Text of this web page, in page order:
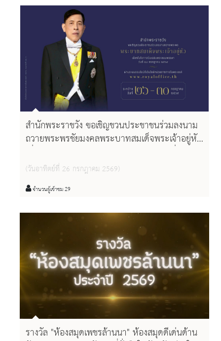
สำนักพระราชวัง ขอเชิญชวนประชาชนร่วมลงนาม
ถวายพระพรชัยมงคลพระบาทสมเด็จพระเจ้าอยู่หัว
กรกฎาคม ๒๕๖๙ ผ่านระบบออนไลน์
(วันอาทิตย์ที่ 26 กรกฎาคม 2569)
จำนวนผู้เข้าชม 29
รางวัล "ห้องสมุดเพชรล้านนา" ห้องสมุดดีเด่นด้าน